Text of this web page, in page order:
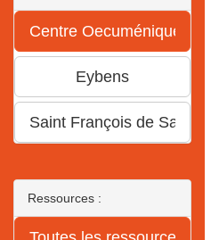
Ressources :